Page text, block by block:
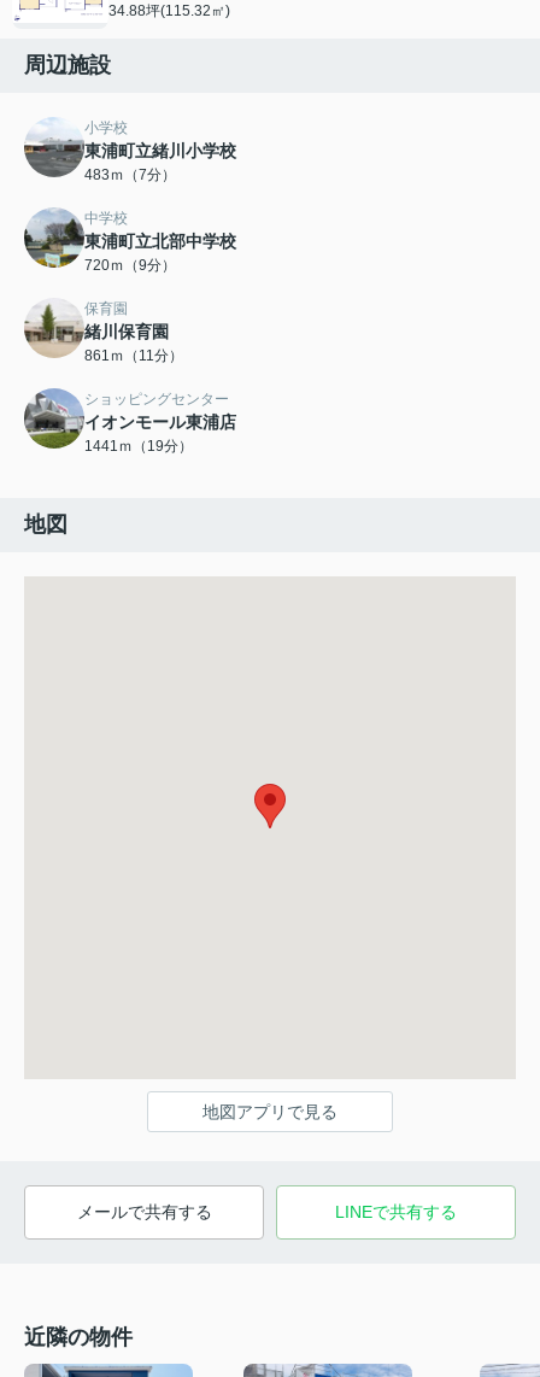
34.88坪(115.32㎡)
周辺施設
小学校
東浦町立緒川小学校
483ｍ（7分）
中学校
東浦町立北部中学校
720ｍ（9分）
保育園
緒川保育園
861ｍ（11分）
ショッピングセンター
イオンモール東浦店
1441ｍ（19分）
地図
地図アプリで見る
メールで共有する LINEで共有する
近隣の物件